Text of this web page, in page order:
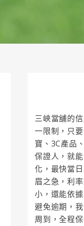
三峽當舖的
一限制，只
寶、3C產品
保證人，就
化，最快當
眉之急，利
小，還能依
避免逾期，
周到，全程